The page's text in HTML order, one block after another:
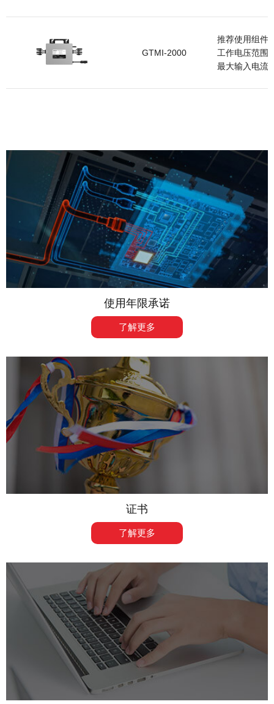
GTMI-2000
推荐使用组件:
工作电压范围:
最大输入电流:
使用年限承诺
了解更多
证书
了解更多